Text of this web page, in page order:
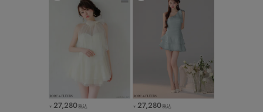
￥ 27,280税込 ￥ 27,280税込